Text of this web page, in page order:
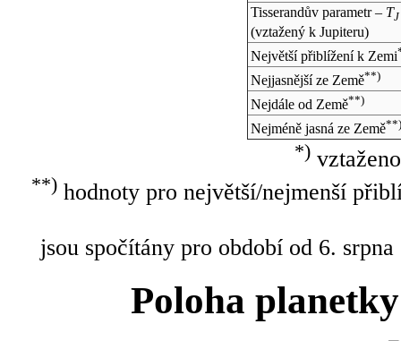
Tisserandův parametr – TJ
(vztažený k Jupiteru)
Největší přiblížení k Zemi
Nejjasnější ze Země**)
Nejdále od Země**)
Nejméně jasná ze Země**)
*)
**)hodnoty pro největší/nejmenší
jsou spočítány pro období od 6.
Poloha